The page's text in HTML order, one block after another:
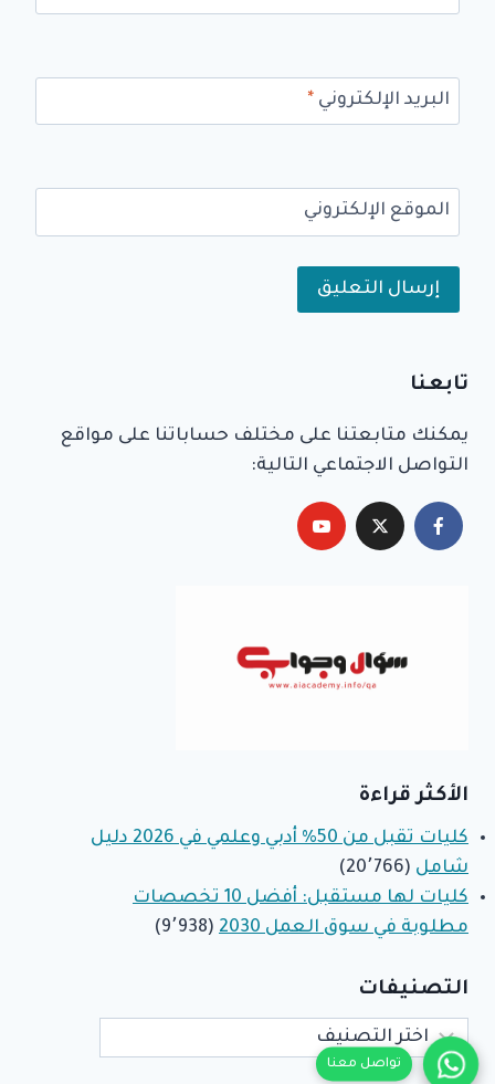
البريد الإلكتروني *
الموقع الإلكتروني
تابعنا
يمكنك متابعتنا على مختلف حساباتنا على مواقع
التواصل الاجتماعي التالية:
الأكثر قراءة
كليات تقبل من 50% أدبي وعلمي في 2026 دليل
شامل (20٬766)
كليات لها مستقبل: أفضل 10 تخصصات
مطلوبة في سوق العمل 2030
(9٬938)
التصنيفات
التصنيفات
تواصل معنا